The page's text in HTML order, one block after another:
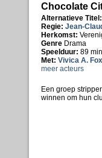
Chocolate
Alternatieve Titel:
Regie: Jean-
Herkomst:
Genre Drama
Speelduur: 89
Met: Vivica A. Fox
meer acteurs
Een groep
winnen om hun